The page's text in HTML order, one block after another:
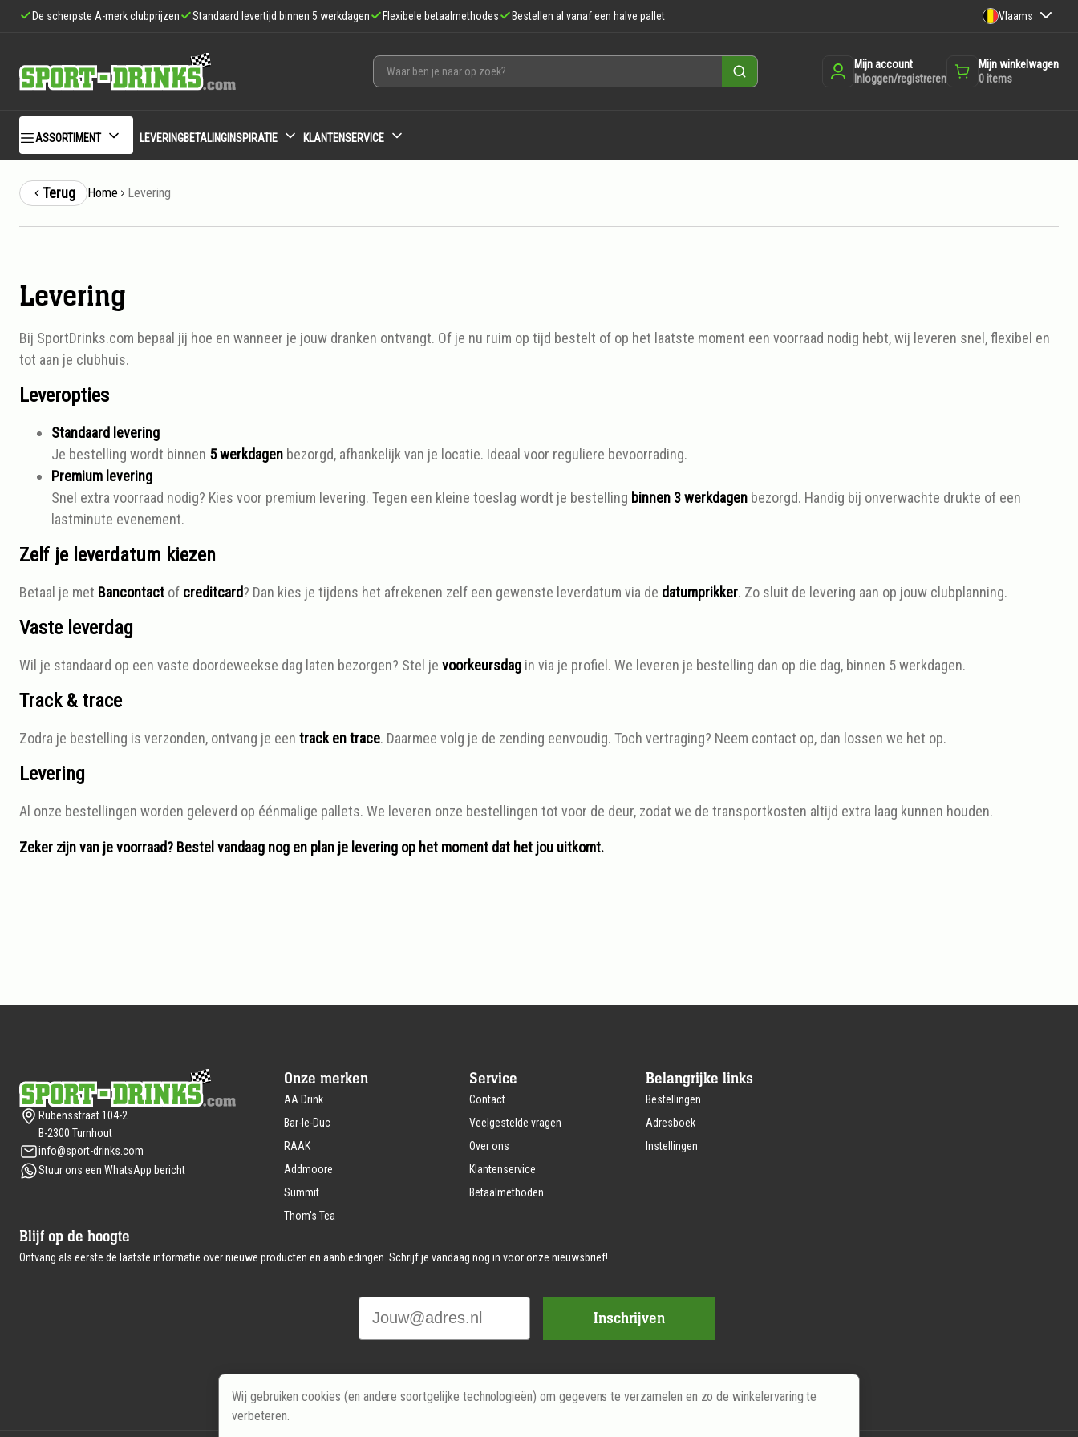
De scherpste A-merk clubprijzen Standaard levertijd binnen 5 werkdagen Flexibele betaalmethodes Bestellen al vanaf een halve pallet Vlaams
Zoeken
Mijn account
Inloggen/registreren
Mijn winkelwagen
0 items
ASSORTIMENT LEVERINGBETALING INSPIRATIE KLANTENSERVICE
Terug Home Levering
Levering
Levering
Bij SportDrinks.com bepaal jij hoe en wanneer je jouw dranken ontvangt. Of je nu ruim op tijd bestelt of op het laatste moment een voorraad nodig hebt, wij leveren snel, flexibel en
tot aan je clubhuis.
Leveropties
Standaard levering
Je bestelling wordt binnen 5 werkdagen bezorgd, afhankelijk van je locatie. Ideaal voor reguliere bevoorrading.
Premium levering
Snel extra voorraad nodig? Kies voor premium levering. Tegen een kleine toeslag wordt je bestelling binnen 3 werkdagen bezorgd. Handig bij onverwachte drukte of een
lastminute evenement.
Zelf je leverdatum kiezen
Betaal je met Bancontact of creditcard? Dan kies je tijdens het afrekenen zelf een gewenste leverdatum via de datumprikker. Zo sluit de levering aan op jouw clubplanning.
Vaste leverdag
Wil je standaard op een vaste doordeweekse dag laten bezorgen? Stel je voorkeursdag in via je profiel. We leveren je bestelling dan op die dag, binnen 5 werkdagen.
Track & trace
Zodra je bestelling is verzonden, ontvang je een track en trace. Daarmee volg je de zending eenvoudig. Toch vertraging? Neem contact op, dan lossen we het op.
Levering
Al onze bestellingen worden geleverd op éénmalige pallets. We leveren onze bestellingen tot voor de deur, zodat we de transportkosten altijd extra laag kunnen houden.
Zeker zijn van je voorraad? Bestel vandaag nog en plan je levering op het moment dat het jou uitkomt.
Rubensstraat 104-2
B-2300 Turnhout
info@sport-drinks.com
Stuur ons een WhatsApp bericht
Onze merken
AA Drink
Bar-le-Duc
RAAK
Addmoore
Summit
Thom's Tea
Service
Contact
Veelgestelde vragen
Over ons
Klantenservice
Betaalmethoden
Belangrijke links
Bestellingen
Adresboek
Instellingen
Blijf op de hoogte
Ontvang als eerste de laatste informatie over nieuwe producten en aanbiedingen. Schrijf je vandaag nog in voor onze nieuwsbrief!
Email
Inschrijven
Wij gebruiken cookies (en andere soortgelijke technologieën) om gegevens te verzamelen en zo de winkelervaring te
verbeteren.